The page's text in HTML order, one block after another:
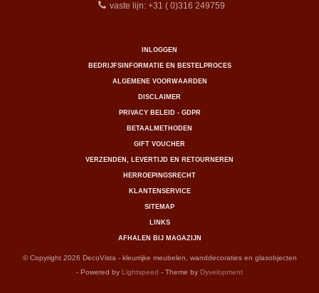
vaste lijn: +31 ( 0)316 249759
INLOGGEN
BEDRIJFSINFORMATIE EN BESTELPROCES
ALGEMENE VOORWAARDEN
DISCLAIMER
PRIVACY BELEID - GDPR
BETAALMETHODEN
GIFT VOUCHER
VERZENDEN, LEVERTIJD EN RETOURNEREN
HERROEPINGSRECHT
KLANTENSERVICE
SITEMAP
LINKS
AFHALEN BIJ MAGAZIJN
© Copyright 2026 DecoVista - kleurrijke meubelen, wanddecoraties en glasobjecten
- Powered by Lightspeed - Theme by Dyvelopment